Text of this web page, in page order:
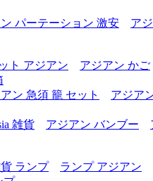
パーテーション 激安 ア
ト アジアン
アジアン かご
ン 急須 籠 セット
アジア
雑貨 アジアン バンブー
ランプ
ランプ アジアン